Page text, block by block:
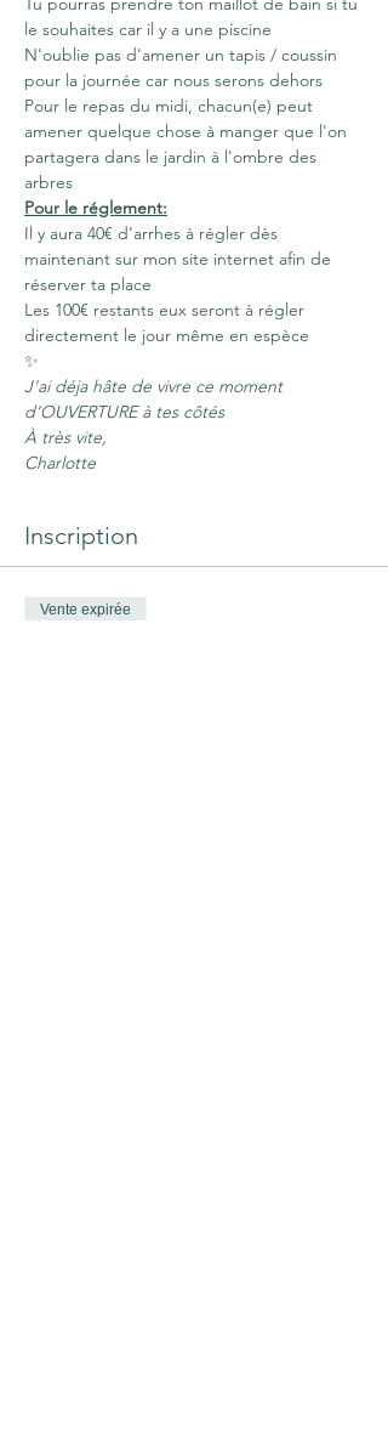
le souhaites car il y a une piscine
N'oublie pas d'amener un tapis / coussin
pour la journée car nous serons dehors
Pour le repas du midi, chacun(e) peut
amener quelque chose à manger que l'on
partagera dans le jardin à l'ombre des
arbres
Pour le réglement:
Il y aura 40€ d'arrhes à régler dès
maintenant sur mon site internet afin de
réserver ta place
Les 100€ restants eux seront à régler
directement le jour même en espèce
✨
J'ai déja hâte de vivre ce moment
d'OUVERTURE à tes côtés
À très vite,
Charlotte
Inscription
Vente expirée